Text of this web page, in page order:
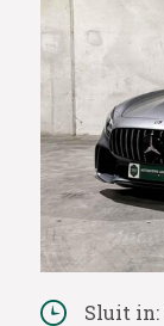
Sluit in: